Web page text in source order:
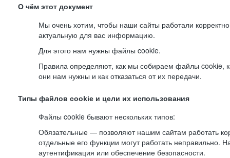
О чём этот документ
Мы очень хотим, чтобы наши сайты работали
актуальную для вас информацию.
Для этого нам нужны файлы cookie.
Правила определяют, как мы собираем файлы cookie,
они нам нужны и как отказаться от их передачи.
Типы файлов cookie и цели их использования
Файлы cookie бывают нескольких типов:
Обязательные — позволяют нашим сайтам работать
отдельные его функции могут работать неправильно.
аутентификация или обеспечение безопасности.